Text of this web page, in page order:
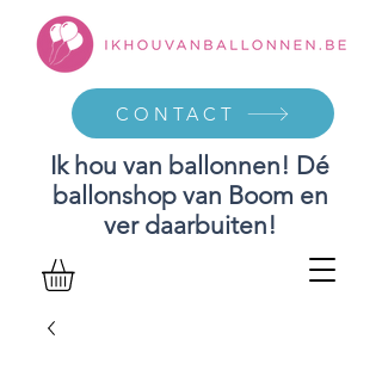
Ik hou van ballonnen! Dé
ballonshop van Boom en
ver daarbuiten!
CONTACT